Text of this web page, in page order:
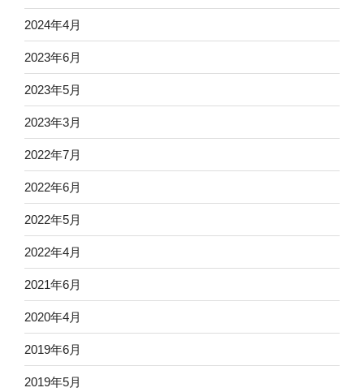
2024年4月
2023年6月
2023年5月
2023年3月
2022年7月
2022年6月
2022年5月
2022年4月
2021年6月
2020年4月
2019年6月
2019年5月